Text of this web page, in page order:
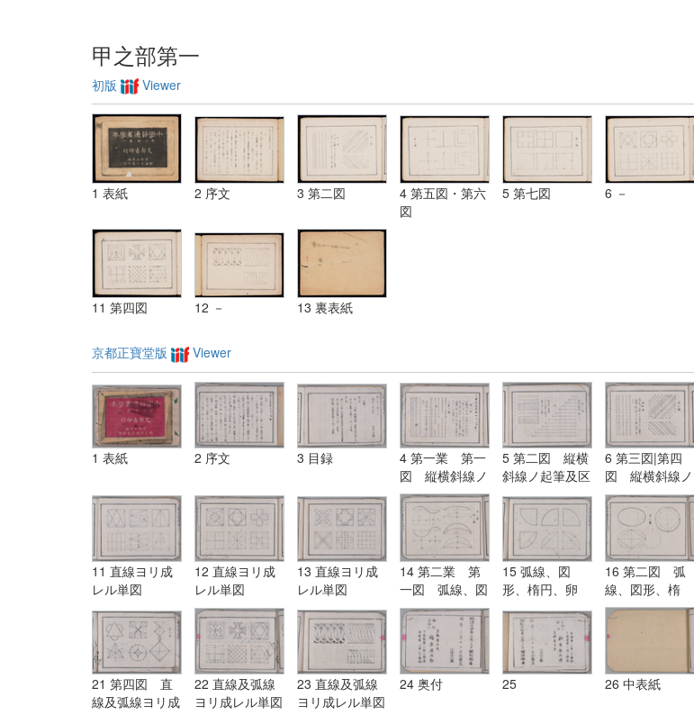
甲之部第一
初版 Viewer
1 表紙 2 序文 3 第二図
4 第五図・第六
図
5 第七図 6 －
11 第四図 12 － 13 裏表紙
京都正寶堂版 Viewer
1 表紙 2 序文 3 目録
4 第一業 第一
図 縦横斜線ノ
起筆及区分点ノ
式
5 第二図 縦横
斜線ノ起筆及区
分点ノ式
6 第三図|第四
図 縦横斜線ノ
起筆及区分点ノ
式
11 直線ヨリ成
レル単図
12 直線ヨリ成
レル単図
13 直線ヨリ成
レル単図
14 第二業 第
一図 弧線、図
形、楕円、卵
形、渦線、円
柱、円錐等ヲ描
ク法及弧線ヨリ
成レル単図
15 弧線、図
形、楕円、卵
形、渦線、円
柱、円錐等ヲ描
ク法及弧線ヨリ
成レル単図
16 第二図 弧
線、図形、楕
円、卵形、渦
線、円柱、円錐
等ヲ描ク法及弧
線ヨリ成レル単
図
21 第四図 直
線及弧線ヨリ成
22 直線及弧線
ヨリ成レル単図
23 直線及弧線
ヨリ成レル単図
24 奥付 25 26 中表紙